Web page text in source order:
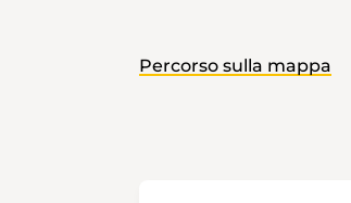
Percorso sulla mappa